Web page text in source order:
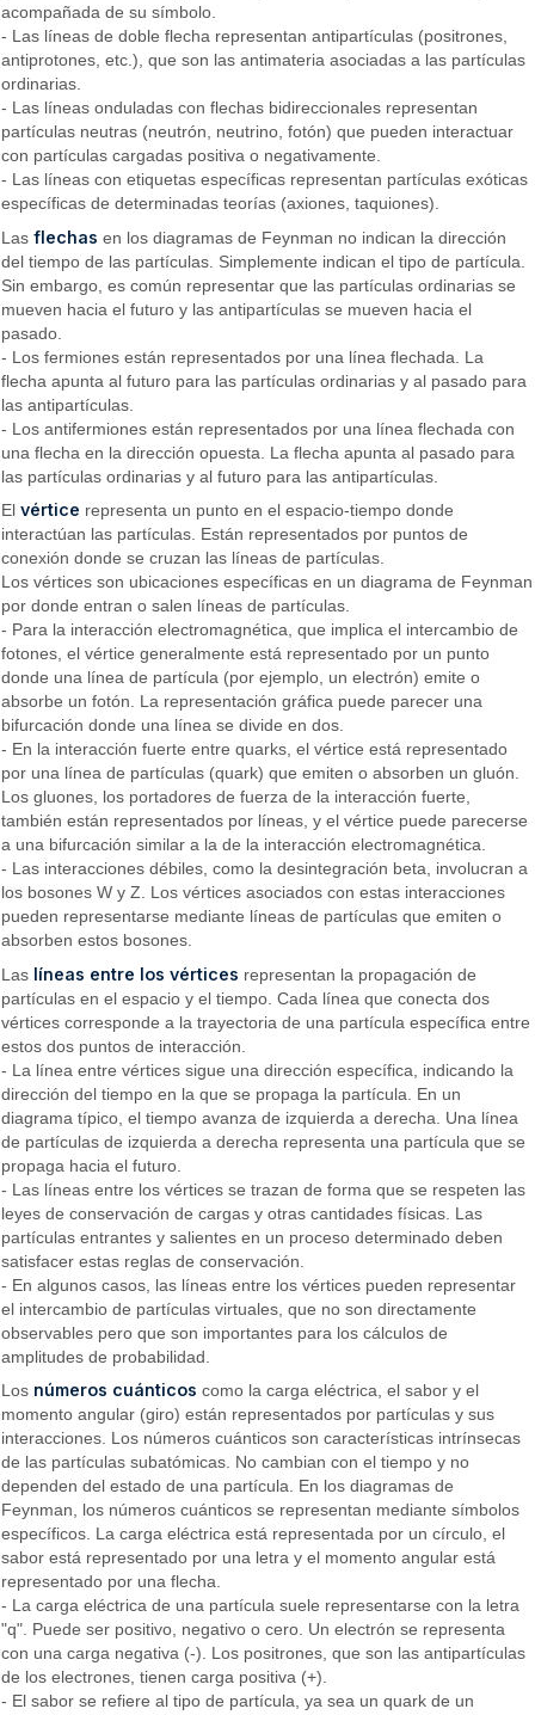
acompañada de su símbolo.
- Las líneas de doble flecha representan antipartículas (positrones,
antiprotones, etc.), que son las antimateria asociadas a las partículas
ordinarias.
- Las líneas onduladas con flechas bidireccionales representan
partículas neutras (neutrón, neutrino, fotón) que pueden interactuar
con partículas cargadas positiva o negativamente.
- Las líneas con etiquetas específicas representan partículas exóticas
específicas de determinadas teorías (axiones, taquiones).
Lasflechas en los diagramas de Feynman no indican la dirección
del tiempo de las partículas. Simplemente indican el tipo de partícula.
Sin embargo, es común representar que las partículas ordinarias se
mueven hacia el futuro y las antipartículas se mueven hacia el
pasado.
- Los fermiones están representados por una línea flechada. La
flecha apunta al futuro para las partículas ordinarias y al pasado para
las antipartículas.
- Los antifermiones están representados por una línea flechada con
una flecha en la dirección opuesta. La flecha apunta al pasado para
las partículas ordinarias y al futuro para las antipartículas.
Elvértice representa un punto en el espacio-tiempo donde
interactúan las partículas. Están representados por puntos de
conexión donde se cruzan las líneas de partículas.
Los vértices son ubicaciones específicas en un diagrama de Feynman
por donde entran o salen líneas de partículas.
- Para la interacción electromagnética, que implica el intercambio de
fotones, el vértice generalmente está representado por un punto
donde una línea de partícula (por ejemplo, un electrón) emite o
absorbe un fotón. La representación gráfica puede parecer una
bifurcación donde una línea se divide en dos.
- En la interacción fuerte entre quarks, el vértice está representado
por una línea de partículas (quark) que emiten o absorben un gluón.
Los gluones, los portadores de fuerza de la interacción fuerte,
también están representados por líneas, y el vértice puede parecerse
a una bifurcación similar a la de la interacción electromagnética.
- Las interacciones débiles, como la desintegración beta, involucran a
los bosones W y Z. Los vértices asociados con estas interacciones
pueden representarse mediante líneas de partículas que emiten o
absorben estos bosones.
Las líneas entre los vértices representan la propagación de
partículas en el espacio y el tiempo. Cada línea que conecta dos
vértices corresponde a la trayectoria de una partícula específica entre
estos dos puntos de interacción.
- La línea entre vértices sigue una dirección específica, indicando la
dirección del tiempo en la que se propaga la partícula. En un
diagrama típico, el tiempo avanza de izquierda a derecha. Una línea
de partículas de izquierda a derecha representa una partícula que se
propaga hacia el futuro.
- Las líneas entre los vértices se trazan de forma que se respeten las
leyes de conservación de cargas y otras cantidades físicas. Las
partículas entrantes y salientes en un proceso determinado deben
satisfacer estas reglas de conservación.
- En algunos casos, las líneas entre los vértices pueden representar
el intercambio de partículas virtuales, que no son directamente
observables pero que son importantes para los cálculos de
amplitudes de probabilidad.
Los números cuánticos como la carga eléctrica, el sabor y el
momento angular (giro) están representados por partículas y sus
interacciones. Los números cuánticos son características intrínsecas
de las partículas subatómicas. No cambian con el tiempo y no
dependen del estado de una partícula. En los diagramas de
Feynman, los números cuánticos se representan mediante símbolos
específicos. La carga eléctrica está representada por un círculo, el
sabor está representado por una letra y el momento angular está
representado por una flecha.
- La carga eléctrica de una partícula suele representarse con la letra
"q". Puede ser positivo, negativo o cero. Un electrón se representa
con una carga negativa (-). Los positrones, que son las antipartículas
de los electrones, tienen carga positiva (+).
- El sabor se refiere al tipo de partícula, ya sea un quark de un